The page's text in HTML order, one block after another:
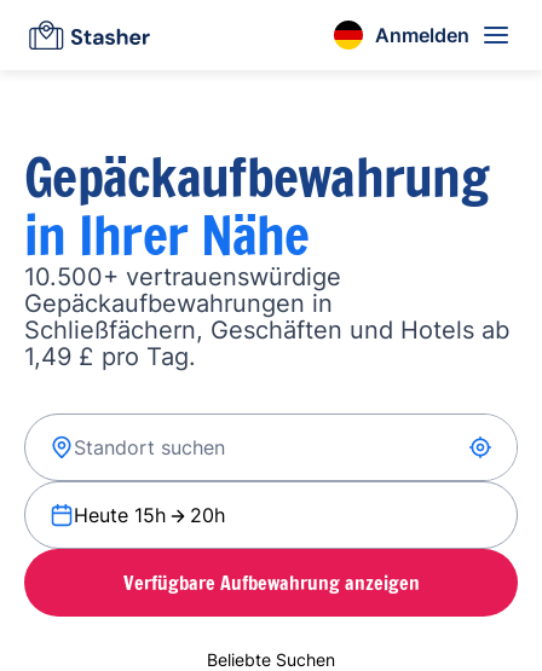
Anmelden
Gepäckaufbewahrung
in Ihrer Nähe
10.500+ vertrauenswürdige
Gepäckaufbewahrungen in
Schließfächern, Geschäften und Hotels ab
1,49 £ pro Tag.
Heute 15h 20h
Verfügbare Aufbewahrung anzeigen
Beliebte Suchen